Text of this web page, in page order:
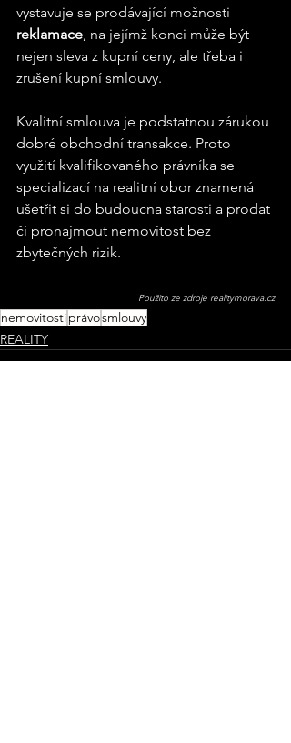
vystavuje se prodávající možnosti
reklamace, na jejímž konci může být
nejen sleva z kupní ceny, ale třeba i
zrušení kupní smlouvy.
Kvalitní smlouva je podstatnou zárukou
dobré obchodní transakce. Proto
využití kvalifikovaného právníka se
specializací na realitní obor znamená
ušetřit si do budoucna starosti a prodat
či pronajmout nemovitost bez
zbytečných rizik.
Použito ze zdroje realitymorava.cz
nemovitostiprávosmlouvy
REALITY